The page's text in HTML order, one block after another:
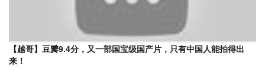
【越哥】豆瓣9.4分，又一部国宝级国产片，只有中国人能拍得出
来！